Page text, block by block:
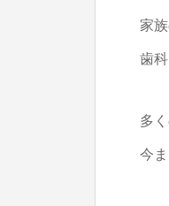
家
歯科
多
今